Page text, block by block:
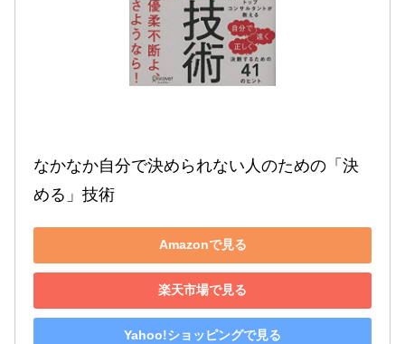
なかなか自分で決められない人のための「決
める」技術
Amazonで見る
楽天市場で見る
Yahoo!ショッピングで見る